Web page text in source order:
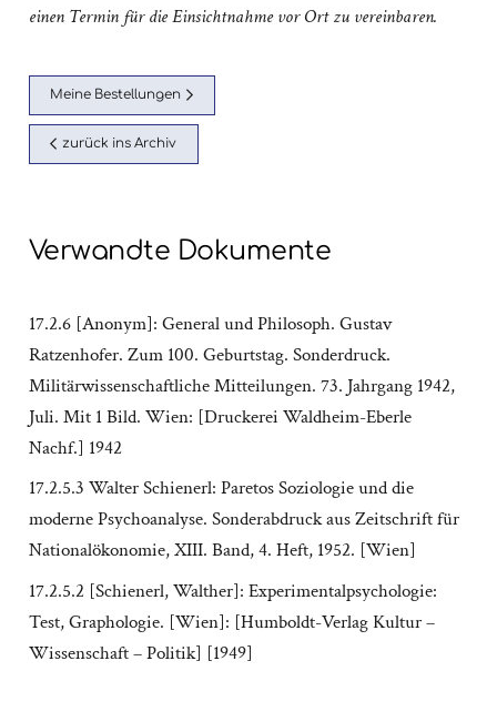
einen Termin für die Einsichtnahme vor Ort zu vereinbaren.
Meine Bestellungen
zurück ins Archiv
Verwandte Dokumente
17.2.6 [Anonym]: General und Philosoph. Gustav
Ratzenhofer. Zum 100. Geburtstag. Sonderdruck.
Militärwissenschaftliche Mitteilungen. 73. Jahrgang 1942,
Juli. Mit 1 Bild. Wien: [Druckerei Waldheim-Eberle
Nachf.] 1942
17.2.5.3 Walter Schienerl: Paretos Soziologie und die
moderne Psychoanalyse. Sonderabdruck aus Zeitschrift für
Nationalökonomie, XIII. Band, 4. Heft, 1952. [Wien]
17.2.5.2 [Schienerl, Walther]: Experimentalpsychologie:
Test, Graphologie. [Wien]: [Humboldt-Verlag Kultur –
Wissenschaft – Politik] [1949]